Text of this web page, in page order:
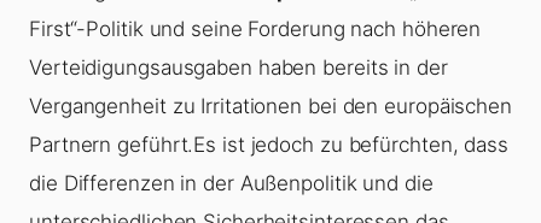
First“-Politik und seine Forderung nach höheren
Verteidigungsausgaben haben bereits in der
Vergangenheit zu Irritationen bei den europäischen
Partnern geführt.Es ist jedoch zu befürchten, dass
die Differenzen in der Außenpolitik und die